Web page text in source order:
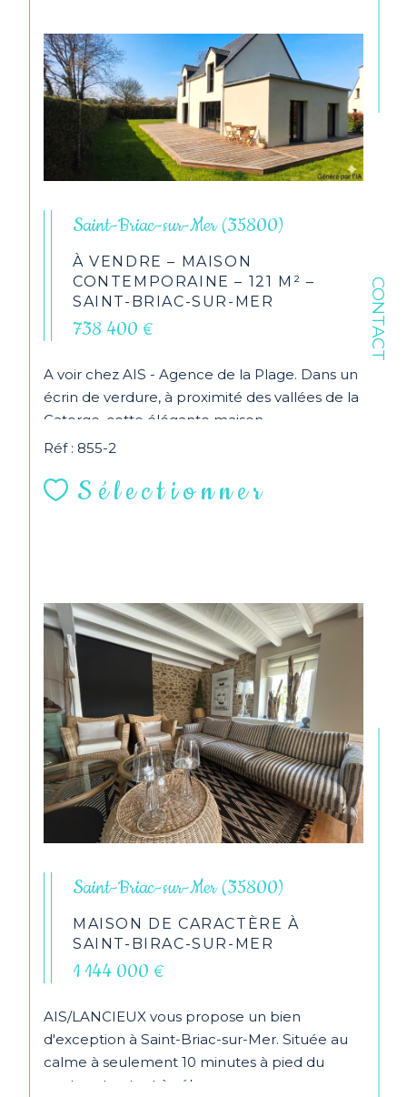
CONTACT
Saint-Briac-sur-Mer (35800)
À VENDRE – MAISON
CONTEMPORAINE – 121 M² –
SAINT-BRIAC-SUR-MER
738 400 €
A voir chez AIS - Agence de la Plage. Dans un
écrin de verdure, à proximité des vallées de la
Gatorge, cette élégante maison
contemporaine...
Réf : 855-2
Sélectionner
Saint-Briac-sur-Mer (35800)
MAISON DE CARACTÈRE À
SAINT-BIRAC-SUR-MER
1 144 000 €
AIS/LANCIEUX vous propose un bien
d'exception à Saint-Briac-sur-Mer. Située au
calme à seulement 10 minutes à pied du
centre et autant à vélo...